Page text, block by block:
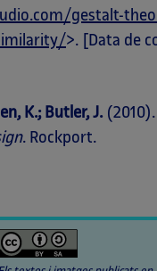
gestalt-
>. [Data de
K.; Butler, J.(2010).
. Rockport.